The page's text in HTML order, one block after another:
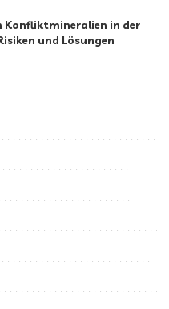
Konfliktmineralien in der
und Lösungen